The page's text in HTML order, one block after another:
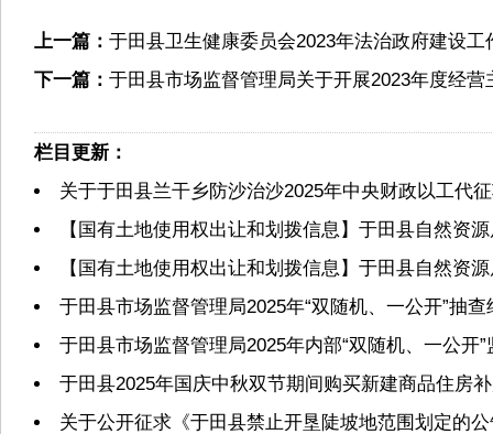
上一篇： 于田县卫生健康委员会2023年法治政府建设
下一篇： 于田县市场监督管理局关于开展2023年度经
栏目更新：
关于于田县兰干乡防沙治沙2025年中央财政以工代
【国有土地使用权出让和划拨信息】于田县自然资
【国有土地使用权出让和划拨信息】于田县自然资
于田县市场监督管理局2025年“双随机、一公开”抽查
于田县市场监督管理局2025年内部“双随机、一公开
于田县2025年国庆中秋双节期间购买新建商品住房
关于公开征求《于田县禁止开垦陡坡地范围划定的